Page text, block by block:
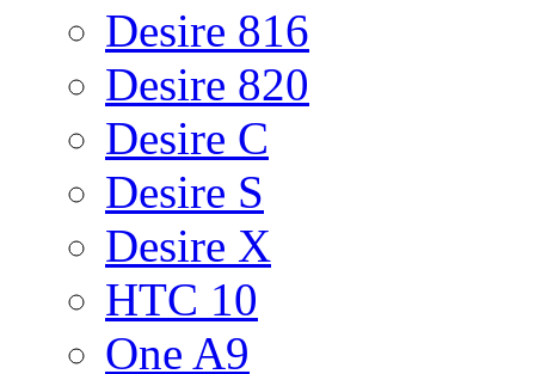
Desire 816
Desire 820
Desire C
Desire S
Desire X
HTC 10
One A9